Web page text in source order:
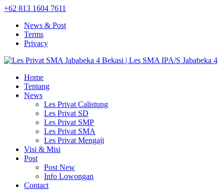
+62 813 1604 7611
News & Post
Terms
Privacy
Home
Tentang
News
Les Privat Calistung
Les Privat SD
Les Privat SMP
Les Privat SMA
Les Privat Mengaji
Visi & Misi
Post
Post New
Info Lowongan
Contact